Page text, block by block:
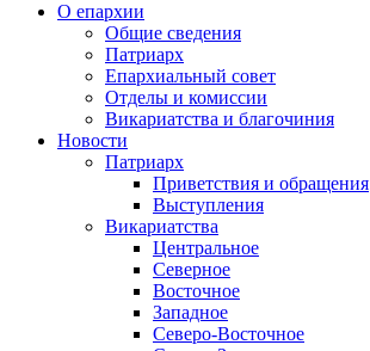
О епархии
Общие сведения
Патриарх
Епархиальный совет
Отделы и комиссии
Викариатства и благочиния
Новости
Патриарх
Приветствия и обращения
Выступления
Викариатства
Центральное
Северное
Восточное
Западное
Северо-Восточное